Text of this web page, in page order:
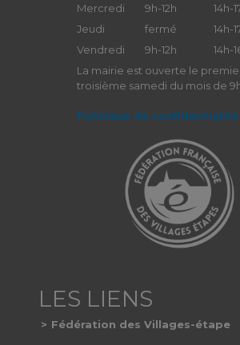
Mercredi
9h-12h
14h-
Jeudi
fermé
14h-
Vendredi
9h-12h
14h-
La mairie est ouverte le
troisième samedi du mois de 9h
Politique de confidentialité
Fédération des Villages-étape